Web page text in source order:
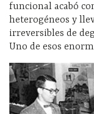
funcional acabó
heterogéneos y
irreversibles de
Uno de esos